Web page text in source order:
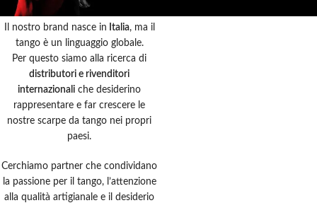
Il nostro brand nasce in Italia, ma il
tango è un linguaggio globale.
Per questo siamo alla ricerca di
distributori e rivenditori
internazionali che desiderino
rappresentare e far crescere le
nostre scarpe da tango nei propri
paesi.
Cerchiamo partner che condividano
la passione per il tango, l’attenzione
alla qualità artigianale e il desiderio